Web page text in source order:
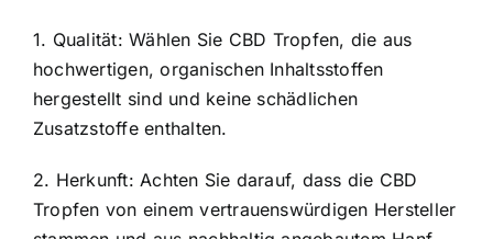
1. Qualität: Wählen Sie CBD Tropfen, die aus
hochwertigen, organischen Inhaltsstoffen
hergestellt sind und keine schädlichen
Zusatzstoffe enthalten.
2. Herkunft: Achten Sie darauf, dass die CBD
Tropfen von einem vertrauenswürdigen Hersteller